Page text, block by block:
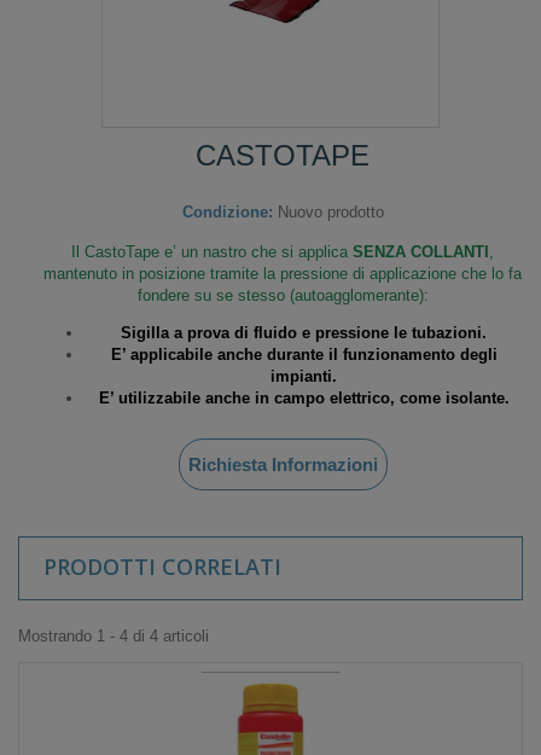
CASTOTAPE
Condizione: Nuovo prodotto
Il CastoTape e’ un nastro che si applica SENZA COLLANTI
mantenuto in posizione tramite la pressione di applicazione che lo fa
fondere su se stesso (autoagglomerante):
Sigilla a prova di fluido e pressione le tubazioni.
E’ applicabile anche durante il funzionamento degli
impianti.
E’ utilizzabile anche in campo elettrico, come isolante.
Richiesta Informazioni
PRODOTTI CORRELATI
Mostrando 1 - 4 di 4 articoli